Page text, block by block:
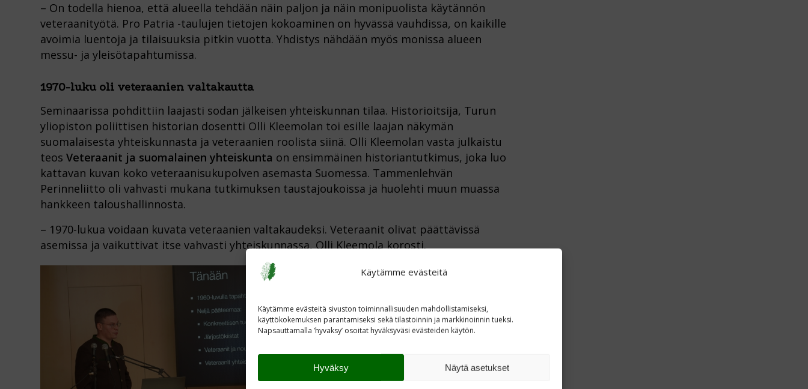
Käytämme evästeitä
Käytämme evästeitä sivuston toiminnallisuuden mahdollistamiseksi,
käyttökokemuksen parantamiseksi sekä tilastoinnin ja markkinoinnin tueksi.
Napsauttamalla ’hyvaksy’ osoitat hyväksyväsi evästeiden käytön.
Hyväksy Näytä asetukset
– On todella hienoa, että alueella tehdään näin paljon ja näin monipuolista käytännön
veteraanityötä. Pro Patria -taulujen tietojen kokoaminen on hyvässä vauhdissa, on kaikille
avoimia luentoja ja tilaisuuksia pitkin vuotta. Yhdistys nähdään myös monissa alueen
messu- ja yleisötapahtumissa.
1970-luku oli veteraanien valtakautta
Seminaarissa pohdittiin laajasti sodan jälkeisen yhteiskunnan tilaa. Historioitsija, Turun
yliopiston poliittisen historian dosentti Olli Kleemolan toi esille laajan näkymän
suomalaisesta yhteiskunnasta ja veteraanien roolista siinä. Olli Kleemolan vasta julkaistu
teos Veteraanit ja suomalainen yhteiskunta on ensimmäinen historiantutkimus, joka luo
kattavan kuvan koko veteraanisukupolven asemasta Suomessa. Tammenlehvän
Perinneliitto oli vahvasti mukana tutkimuksen taustajoukoissa ja huolehti muun muassa
hankkeen taloushallinnosta.
– 1970-lukua voidaan kuvata veteraanien valtakaudeksi. Veteraanit olivat päättävissä
asemissa ja vaikuttivat itse vahvasti yhteiskunnassa, Olli Kleemola korosti.